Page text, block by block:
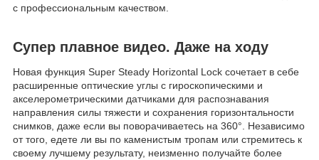
с профессиональным качеством.
Супер плавное видео. Даже на ходу
Новая функция Super Steady Horizontal Lock сочетает в себе
расширенные оптические углы с гироскопическими и
акселерометрическими датчиками для распознавания
направления силы тяжести и сохранения горизонтальности
снимков, даже если вы поворачиваетесь на 360°. Независимо
от того, едете ли вы по каменистым тропам или стремитесь к
своему лучшему результату, неизменно получайте более